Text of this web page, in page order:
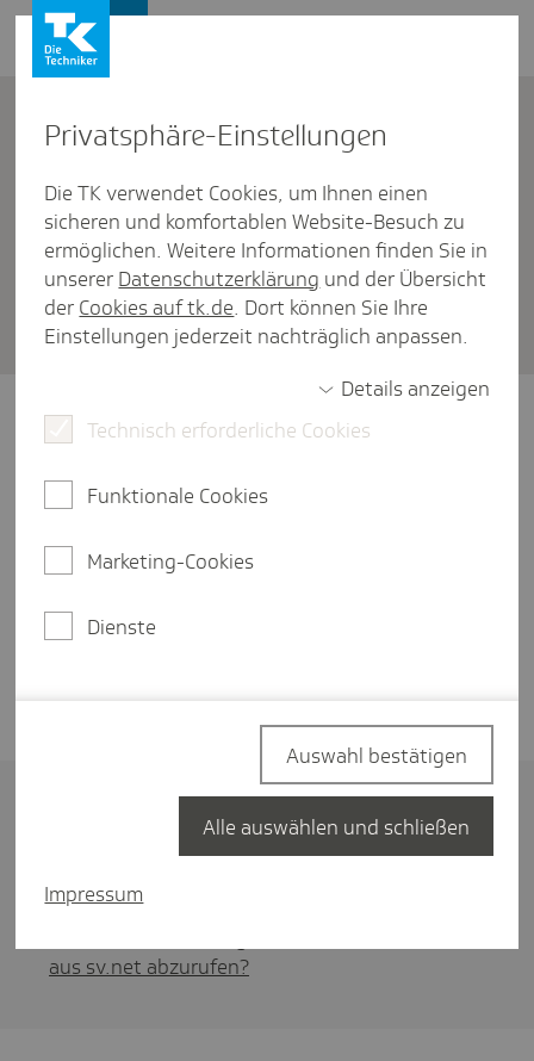
Kontakt
sv.net - Abschal­tung seit Juli
2024: Was steht noch bis wann
zur Verfü­gung?
Firmenkunden / FAQ zum SV-Meldeportal
Die Ausfüllhilfe sv.net stand bis zum 30. Juni
2024 im eingeschränkten Umfang zur
Verfügung und wurde zum 1. Juli
2024 abgeschaltet. Wechseln Sie daher zum
Das SV-Meldeportal
Aktuell stellt die ITSG noch eine Möglichkeit zur
archivierte Daten aus sv.net
aus sv.net abzurufen?
Privat­sphäre-Einstel­lungen
Die TK verwendet Cookies, um Ihnen einen
sicheren und komfortablen Website-Besuch zu
ermöglichen. Weitere Informationen finden Sie in
unserer Datenschutzerklärung und der Übersicht
der Cookies auf tk.de. Dort können Sie Ihre
Einstellungen jederzeit nachträglich anpassen.
Details anzeigen
Technisch erforderliche Cookies
Funktionale Cookies
Marketing-Cookies
Dienste
Impressum
Auswahl bestätigen
Alle auswählen und schließen